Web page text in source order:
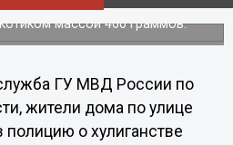
массой 460 граммов.
ГУ МВД России по
жители дома по улице
о хулиганстве